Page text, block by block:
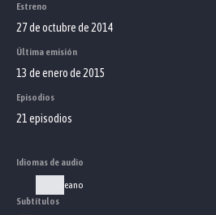
Estreno
27 de octubre de 2014
Última emisión
13 de enero de 2015
Episodios
21 episodios
Idiomas de audio
Coreano
Subtítulos